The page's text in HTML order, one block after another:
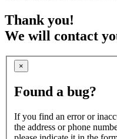
Thank you!
We will contact
×
Found a bug?
If you find an error or
the address or phone